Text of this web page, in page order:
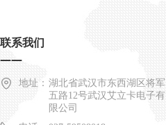
地址： 湖北省武汉市东西湖区将军
五路12号武汉艾立卡电子有
限公司
联系我们
——